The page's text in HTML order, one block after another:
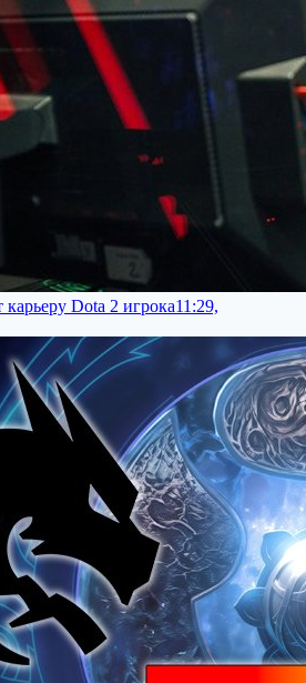
карьеру Dota 2 игрока11:29,